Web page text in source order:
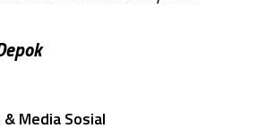
Media Sosial